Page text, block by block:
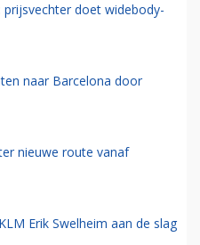
doet widebody-
naar Barcelona door
nieuwe route vanaf
Erik Swelheim aan de slag